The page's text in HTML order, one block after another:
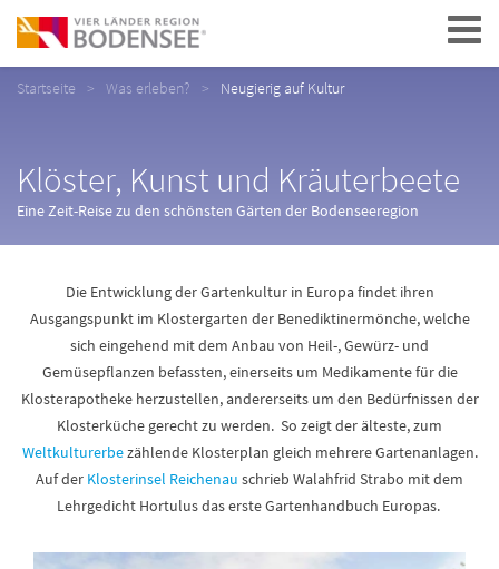
Navigation
Startseite Was erleben? Neugierig auf Kultur
Klöster, Kunst und Kräuterbeete
Eine Zeit-Reise zu den schönsten Gärten der Bodenseeregion
Die Entwicklung der Gartenkultur in Europa findet ihren
Ausgangspunkt im Klostergarten der Benediktinermönche, welche
sich eingehend mit dem Anbau von Heil-, Gewürz- und
Gemüsepflanzen befassten, einerseits um Medikamente für die
Klosterapotheke herzustellen, andererseits um den Bedürfnissen der
Klosterküche gerecht zu werden. So zeigt der älteste, zum
Weltkulturerbezählende Klosterplan gleich mehrere Gartenanlagen.
Auf der Klosterinsel Reichenau schrieb Walahfrid Strabo mit dem
Lehrgedicht Hortulus das erste Gartenhandbuch Europas.